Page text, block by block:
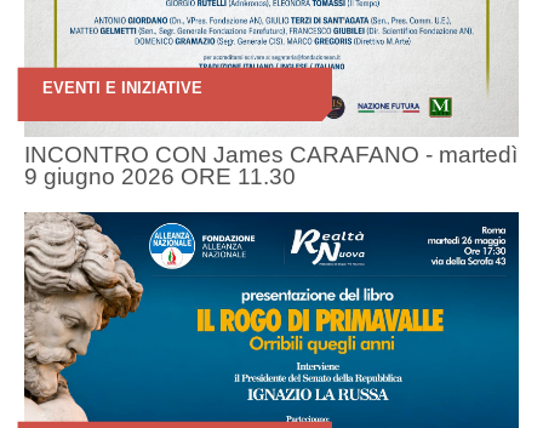
EVENTI E INIZIATIVE
INCONTRO CON James CARAFANO - martedì
9 giugno 2026 ORE 11.30